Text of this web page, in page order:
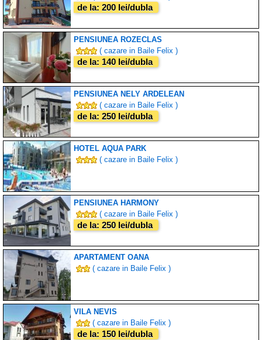
de la: 200 lei/dubla
PENSIUNEA ROZECLAS
( cazare in Baile Felix )
de la: 140 lei/dubla
PENSIUNEA NELY ARDELEAN
( cazare in Baile Felix )
de la: 250 lei/dubla
HOTEL AQUA PARK
( cazare in Baile Felix )
PENSIUNEA HARMONY
( cazare in Baile Felix )
de la: 250 lei/dubla
APARTAMENT OANA
( cazare in Baile Felix )
VILA NEVIS
( cazare in Baile Felix )
de la: 150 lei/dubla